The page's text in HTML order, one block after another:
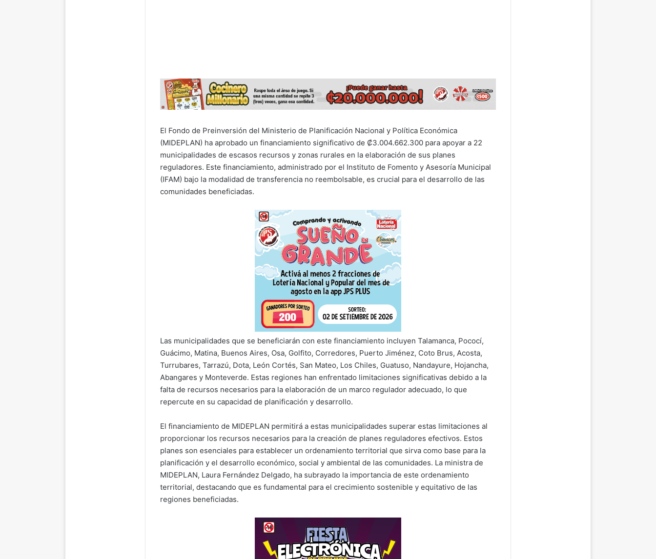
El Fondo de Preinversión del Ministerio de Planificación Nacional y Política Económica
(MIDEPLAN) ha aprobado un financiamiento significativo de ₡3.004.662.300 para apoyar a 22
municipalidades de escasos recursos y zonas rurales en la elaboración de sus planes
reguladores. Este financiamiento, administrado por el Instituto de Fomento y Asesoría Municipal
(IFAM) bajo la modalidad de transferencia no reembolsable, es crucial para el desarrollo de las
comunidades beneficiadas.
Las municipalidades que se beneficiarán con este financiamiento incluyen Talamanca, Pococí,
Guácimo, Matina, Buenos Aires, Osa, Golfito, Corredores, Puerto Jiménez, Coto Brus, Acosta,
Turrubares, Tarrazú, Dota, León Cortés, San Mateo, Los Chiles, Guatuso, Nandayure, Hojancha,
Abangares y Monteverde. Estas regiones han enfrentado limitaciones significativas debido a la
falta de recursos necesarios para la elaboración de un marco regulador adecuado, lo que
repercute en su capacidad de planificación y desarrollo.
El financiamiento de MIDEPLAN permitirá a estas municipalidades superar estas limitaciones al
proporcionar los recursos necesarios para la creación de planes reguladores efectivos. Estos
planes son esenciales para establecer un ordenamiento territorial que sirva como base para la
planificación y el desarrollo económico, social y ambiental de las comunidades. La ministra de
MIDEPLAN, Laura Fernández Delgado, ha subrayado la importancia de este ordenamiento
territorial, destacando que es fundamental para el crecimiento sostenible y equitativo de las
regiones beneficiadas.